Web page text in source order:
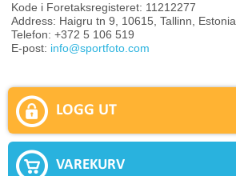
Kode i Foretaksregisteret: 11212277
Address: Haigru tn 9, 10615, Tallinn, Estonia
Telefon: +372 5 106 519
E-post: info@sportfoto.com
LOGG UT
VAREKURV